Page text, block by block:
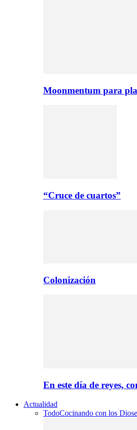
Moonmentum para
“Cruce de cuartos”
Colonización
En este día de reyes,
Actualidad
TodoCocinando con los